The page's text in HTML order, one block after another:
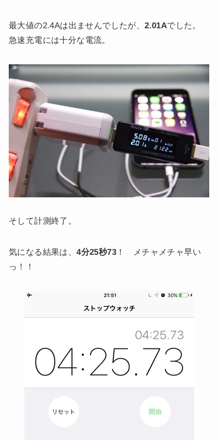
最大値の2.4Aは出ませんでしたが、2.01Aでした。
急速充電には十分な電流。
そして計測終了。
気になる結果は、4分25秒73！ メチャメチャ早い
っ！！